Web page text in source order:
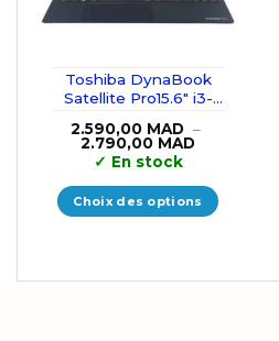
Toshiba DynaBook
Satellite Pro15.6″ i3-
SSD
2.590,00 MAD –
2.790,00 MAD
2.590,00
à
2.790,00
✓ En stock
Choix des options